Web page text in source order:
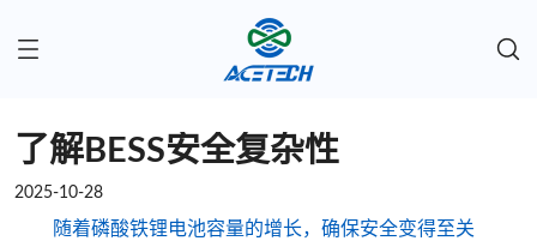
了解BESS安全复杂性
2025-10-28
随着磷酸铁锂电池容量的增长，确保安全变得至关